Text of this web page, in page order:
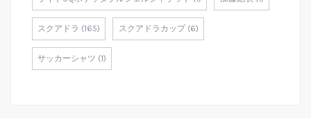
スクアドラ (165) スクアドラカップ (6)
サッカーシャツ (1)